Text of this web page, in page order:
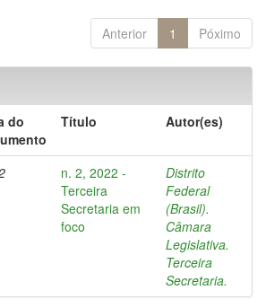
Anterior 1 Póximo
do
Título Autor(es)
n. 2, 2022 -
Terceira
Secretaria em
foco
Distrito
Federal
(Brasil).
Câmara
Legislativa.
Terceira
Secretaria.